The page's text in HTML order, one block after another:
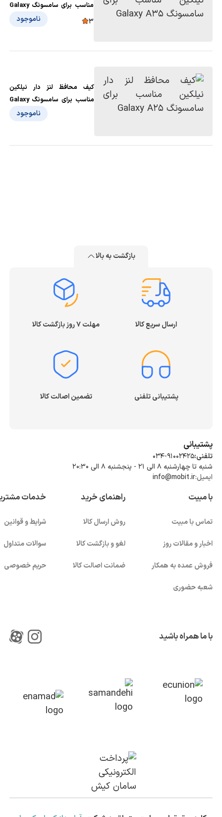
مناسب برای سامسونگ Galaxy
A35
3 ناموجود
کیف محافظ لنز دار نیلکین
مناسب برای سامسونگ Galaxy
ناموجود
بازگشت به بالا
ارسال سریع کالا مهلت ۷ روز بازگشت کالا
پشتیبانی تلفنی تضمین اصالت کالا
پشتیبانی
تلفنی:034-91002425
شنبه تا چهارشنبه ۸ الی ۲۱ - پنجشنبه 8 الی ۲۰:۳۰
ایمیل:info@mobit.ir
با مبیت
تماس با مبیت
اخبار و مقالات روز
فروش عمده به همکار
شعبه حضوری
راهنمای خرید
روش ارسال کالا
لغو و بازگشت کالا
ضمانت اصالت کالا
خدمات
شرایط و قوانین
سوالات متداول
حریم خصوصی
با ما همراه باشید